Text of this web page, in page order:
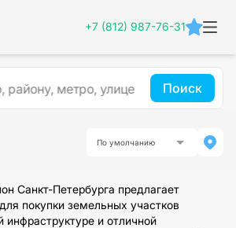
+7 (812) 987-76-31
Поиск
По умолчанию
Санкт-Петербурга предлагает
покупки земельных участков
инфраструктуре и отличной